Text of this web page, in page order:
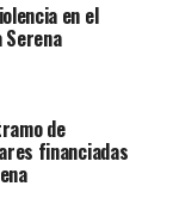
en el
de
financiadas